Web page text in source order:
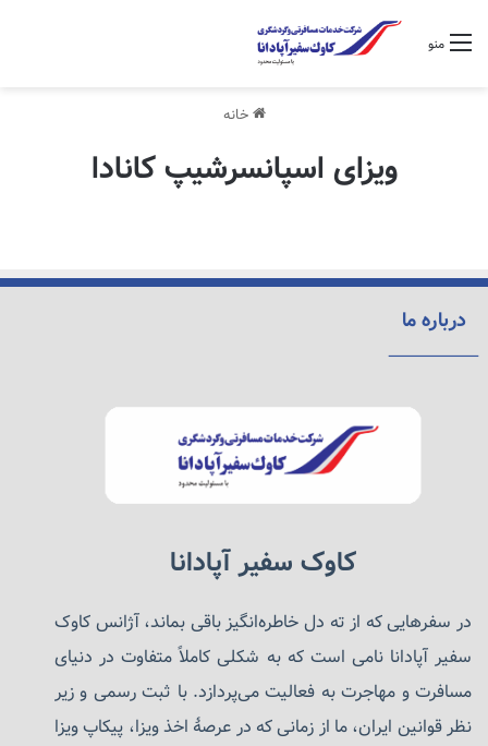
منو
خانه
ویزای اسپانسرشیپ کانادا
درباره ما
کاوک سفیر آپادانا
در سفرهایی که از ته دل خاطره‌انگیز باقی بماند، آژانس کاوک
سفیر آپادانا نامی است که به شکلی کاملاً متفاوت در دنیای
مسافرت و مهاجرت به فعالیت می‌پردازد. با ثبت رسمی و زیر
نظر قوانین ایران، ما از زمانی که در عرصهٔ اخذ ویزا، پیکاپ ویزا